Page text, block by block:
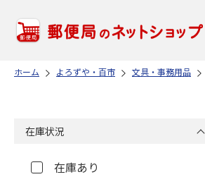
ホーム よろずや・百市 文具・事務用品
在庫状況
在庫あり